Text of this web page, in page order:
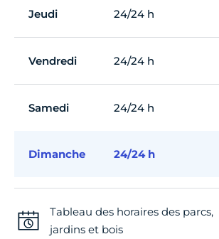
Jeudi 24/24 h
Vendredi 24/24 h
Samedi 24/24 h
Dimanche 24/24 h
Tableau des horaires des parcs,
jardins et bois